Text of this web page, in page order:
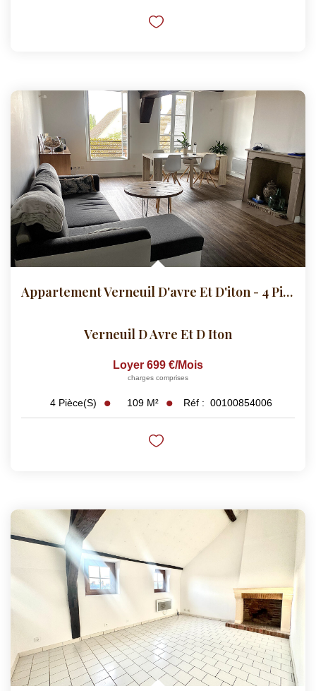
Appartement Verneuil D'avre Et D'iton - 4 Pièce(s) - 108.51...
Verneuil D Avre Et D Iton
Loyer 699 €/mois
charges comprises
4 Pièce(s) 109 M² Réf : 00100854006